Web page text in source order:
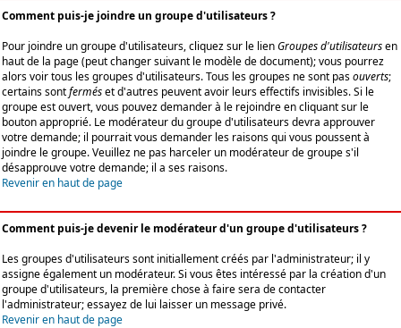
Comment puis-je joindre un groupe d'utilisateurs ?
Pour joindre un groupe d'utilisateurs, cliquez sur le lienGroupes d'utilisateursen
haut de la page (peut changer suivant le modèle de document); vous pourrez
alors voir tous les groupes d'utilisateurs. Tous les groupes ne sont pasouverts;
certains sontferméset d'autres peuvent avoir leurs effectifs invisibles. Si le
groupe est ouvert, vous pouvez demander à le rejoindre en cliquant sur le
bouton approprié. Le modérateur du groupe d'utilisateurs devra approuver
votre demande; il pourrait vous demander les raisons qui vous poussent à
joindre le groupe. Veuillez ne pas harceler un modérateur de groupe s'il
désapprouve votre demande; il a ses raisons.
Revenir en haut de page
Comment puis-je devenir le modérateur d'un groupe d'utilisateurs ?
Les groupes d'utilisateurs sont initiallement créés par l'administrateur; il y
assigne également un modérateur. Si vous êtes intéressé par la création d'un
groupe d'utilisateurs, la première chose à faire sera de contacter
l'administrateur; essayez de lui laisser un message privé.
Revenir en haut de page